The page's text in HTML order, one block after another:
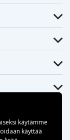
käytämme
käyttää